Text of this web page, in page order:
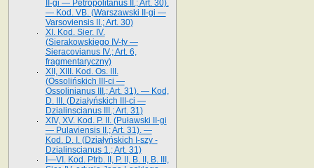
II-gi — Petropolitanus II.; Art. 30).
— Kod. VB. (Warszawski II-gi —
Varsoviensis II.; Art. 30)
XI. Kod. Sier. IV.
(Sierakowskiego IV-ty —
Sieracovianus IV.; Art. 6,
fragmentaryczny)
XII, XIII. Kod. Os. III.
(Ossolińskich III-ci —
Ossolinianus III.; Art. 31). — Kod,
D. III. (Działyńskich III-ci —
Dzialinscianus III.; Art. 31)
XIV, XV. Kod. P. II. (Puławski II-gi
— Pulaviensis II.; Art. 31). —
Kod. D. I. (Działyńskich I-szy -
Dzialinscianus 1.; Art. 31)
I—VI. Kod. Ptrb. II, P. II, B. II, B. III,